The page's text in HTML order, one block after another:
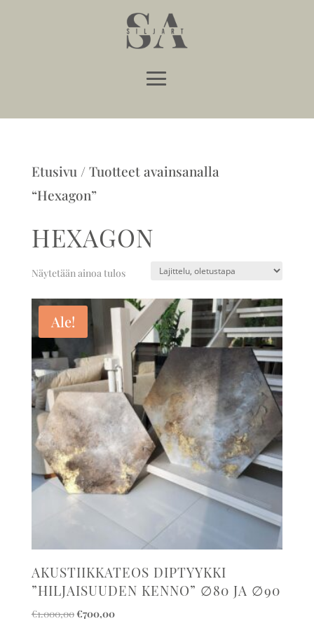
Etusivu / Tuotteet avainsanalla
“Hexagon”
HEXAGON
Näytetään ainoa tulos
Ale!
AKUSTIIKKATEOS DIPTYYKKI
”HILJAISUUDEN KENNO” ∅80 JA ∅90
€1.000,00Alkuperäinen
€700,00Nykyinen